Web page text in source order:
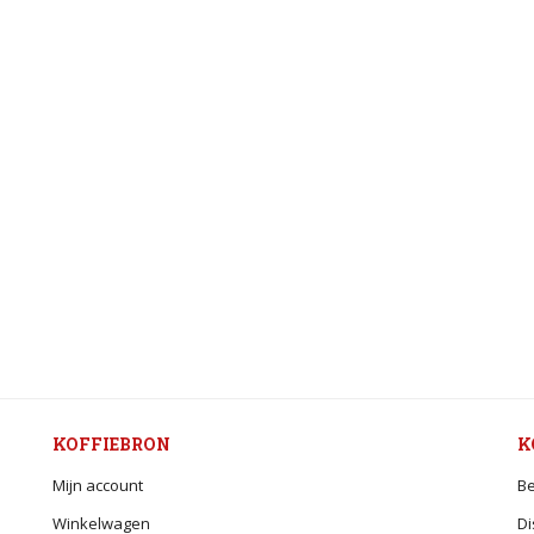
KOFFIEBRON
Mijn account
Winkelwagen